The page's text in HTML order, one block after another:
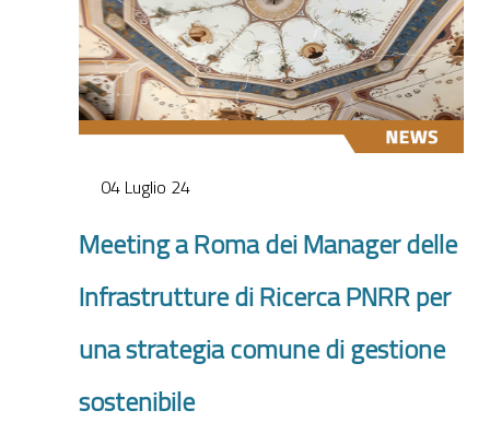
04 Luglio 24
Meeting a Roma dei Manager delle
Infrastrutture di Ricerca PNRR per
una strategia comune di gestione
sostenibile